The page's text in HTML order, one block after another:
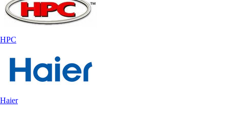
HPC
Haier